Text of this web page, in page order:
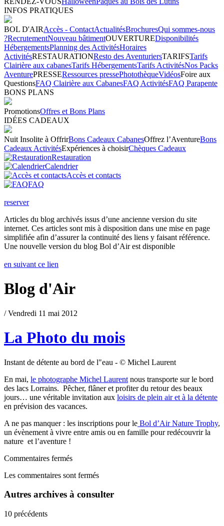
INFOS PRATIQUES
BOL D'AIRAccès - ContactActualitésBrochuresQui sommes-nous
?RecrutementNouveau bâtimentOUVERTUREDisponibilités
HébergementsPlanning des ActivitésHoraires
ActivitésRESTAURATIONResto des AventuriersTARIFSTarifs
Clairière aux cabanesTarifs HébergementsTarifs ActivitésNos Packs
AventurePRESSERessources pressePhotothèqueVidéosFoire aux
QuestionsFAQ Clairière aux CabanesFAQ ActivitésFAQ Parapente
BONS PLANS
PromotionsOffres et Bons Plans
IDÉES CADEAUX
Nuit Insolite à OffrirBons Cadeaux CabanesOffrez l’AventureBons
Cadeaux ActivitésExpériences à choisirChèques Cadeaux
Restauration
Calendrier
Accès et contacts
FAQ
reserver
Articles du blog archivés issus d’une ancienne version du site
internet. Ces articles sont mis à disposition dans une mise en page
simplifiée afin d’assurer la continuité des liens y faisant référence.
Une nouvelle version du blog Bol d’Air est disponible
en suivant ce lien
Blog d'Air
/ Vendredi 11 mai 2012
La Photo du mois
Instant de détente au bord de l"eau - © Michel Laurent
En mai, le photographe Michel Laurent nous transporte sur le bord
des lacs Lorrains. Pêcher, flâner et profiter du retour des beaux
jours… une véritable invitation aux loisirs de plein air et à la détente
en prévision des vacances.
A ne pas manquer : les inscriptions pour le Bol d’Air Nature Trophy,
un évènement à vivre entre amis ou en famille pour redécouvrir la
nature et l’aventure !
Commentaires fermés
Les commentaires sont fermés
Autres archives à consulter
10 précédents